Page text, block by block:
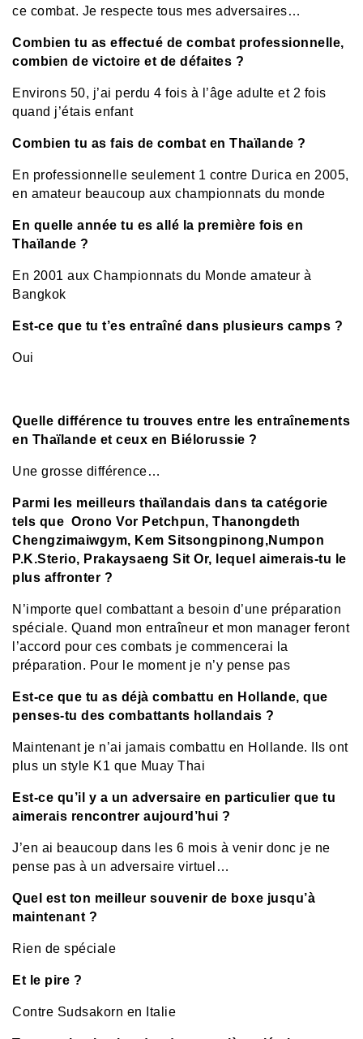
ce combat. Je respecte tous mes adversaires…
Combien tu as effectué de combat professionnelle,
combien de victoire et de défaites ?
Environs 50, j’ai perdu 4 fois à l’âge adulte et 2 fois
quand j’étais enfant
Combien tu as fais de combat en Thaïlande ?
En professionnelle seulement 1 contre Durica en 2005,
en amateur beaucoup aux championnats du monde
En quelle année tu es allé la première fois en
Thaïlande ?
En 2001 aux Championnats du Monde amateur à
Bangkok
Est-ce que tu t’es entraîné dans plusieurs camps ?
Oui
Quelle différence tu trouves entre les entraînements
en Thaïlande et ceux en Biélorussie ?
Une grosse différence…
Parmi les meilleurs thaïlandais dans ta catégorie
tels que Orono Vor Petchpun, Thanongdeth
Chengzimaiwgym, Kem Sitsongpinong,Numpon
P.K.Sterio, Prakaysaeng Sit Or, lequel aimerais-tu le
plus affronter ?
N’importe quel combattant a besoin d’une préparation
spéciale. Quand mon entraîneur et mon manager feront
l’accord pour ces combats je commencerai la
préparation. Pour le moment je n’y pense pas
Est-ce que tu as déjà combattu en Hollande, que
penses-tu des combattants hollandais ?
Maintenant je n’ai jamais combattu en Hollande. Ils ont
plus un style K1 que Muay Thai
Est-ce qu’il y a un adversaire en particulier que tu
aimerais rencontrer aujourd’hui ?
J’en ai beaucoup dans les 6 mois à venir donc je ne
pense pas à un adversaire virtuel…
Quel est ton meilleur souvenir de boxe jusqu’à
maintenant ?
Rien de spéciale
Et le pire ?
Contre Sudsakorn en Italie